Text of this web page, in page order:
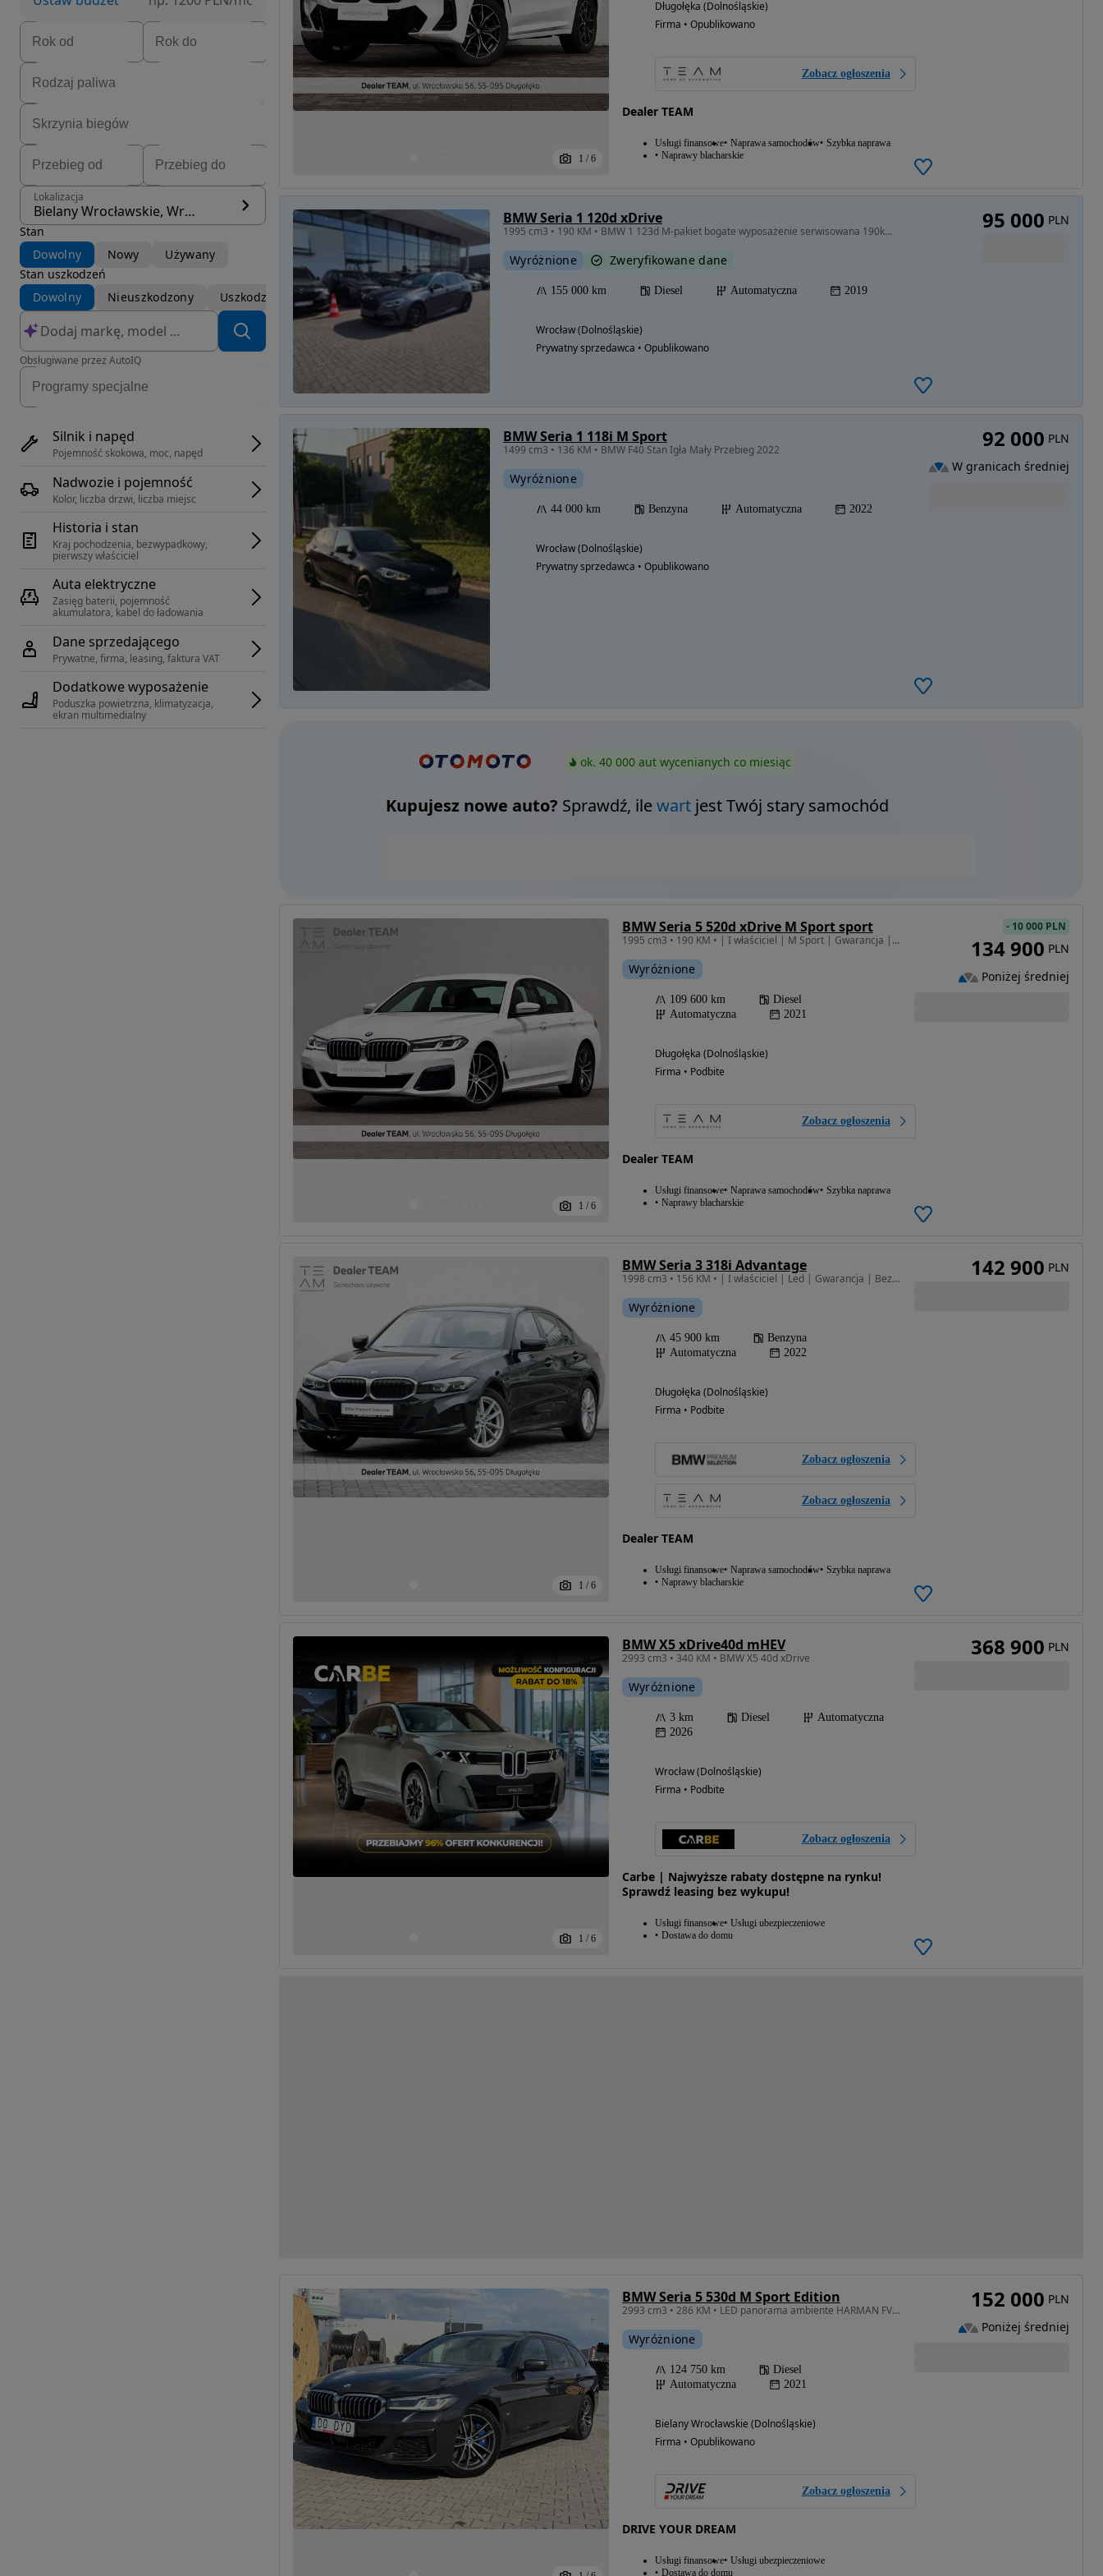
Lokalizacja
Bielany Wrocławskie, Wrocław
Stan
Dowolny
Nowy
Używany
Stan uszkodzeń
Dowolny
Nieuszkodzony Uszkodzony
Obsługiwane przez AutoIQ
Silnik i napęd
Pojemność skokowa, moc, napęd
Nadwozie i pojemność
Kolor, liczba drzwi, liczba miejsc
Historia i stan
Kraj pochodzenia, bezwypadkowy,
pierwszy właściciel
Auta elektryczne
Zasięg baterii, pojemność
akumulatora, kabel do ładowania
Dane sprzedającego
Prywatne, firma, leasing, faktura VAT
Dodatkowe wyposażenie
Poduszka powietrzna, klimatyzacja,
ekran multimedialny
1 / 6
Długołęka (Dolnośląskie)
Firma • Opublikowano
Zobacz ogłoszenia
Dealer TEAM
Usługi finansowe Naprawa samochodów Szybka naprawa
Naprawy blacharskie
BMW Seria 1 120d xDrive
1995 cm3 • 190 KM • BMW 1 123d M-pakiet bogate wyposażenie serwisowana 190km xdrive
Wyróżnione Zweryfikowane dane
155 000 km Diesel Automatyczna 2019
Wrocław (Dolnośląskie)
Prywatny sprzedawca • Opublikowano
95 000 PLN
BMW Seria 1 118i M Sport
1499 cm3 • 136 KM • BMW F40 Stan Igła Mały Przebieg 2022
Wyróżnione
44 000 km Benzyna Automatyczna 2022
Wrocław (Dolnośląskie)
Prywatny sprzedawca • Opublikowano
92 000 PLN
W granicach średniej
ok. 40 000 aut wycenianych co miesiąc
Kupujesz nowe auto? Sprawdź, ilewartjest Twój stary samochód
1 / 6
BMW Seria 5 520d xDrive M Sport sport
1995 cm3 • 190 KM • | I właściciel | M Sport | Gwarancja | Bezwypadkowy | FVAT23% |
Wyróżnione
109 600 km
Diesel
Automatyczna
2021
Długołęka (Dolnośląskie)
Firma • Podbite
Zobacz ogłoszenia
Dealer TEAM
Usługi finansowe Naprawa samochodów Szybka naprawa
Naprawy blacharskie
- 10 000 PLN
134 900 PLN
Poniżej średniej
1 / 6
BMW Seria 3 318i Advantage
1998 cm3 • 156 KM • | I właściciel | Led | Gwarancja | Bezwypadkowy | FVAT23% |
Wyróżnione
45 900 km
Benzyna
Automatyczna
2022
Długołęka (Dolnośląskie)
Firma • Podbite
Zobacz ogłoszenia
Zobacz ogłoszenia
Dealer TEAM
Usługi finansowe Naprawa samochodów Szybka naprawa
Naprawy blacharskie
142 900 PLN
1 / 6
BMW X5 xDrive40d mHEV
2993 cm3 • 340 KM • BMW X5 40d xDrive
Wyróżnione
3 km Diesel
Automatyczna
2026
Wrocław (Dolnośląskie)
Firma • Podbite
Zobacz ogłoszenia
Carbe | Najwyższe rabaty dostępne na rynku!
Sprawdź leasing bez wykupu!
Usługi finansowe Usługi ubezpieczeniowe
Dostawa do domu
368 900 PLN
BMW Seria 5 530d M Sport Edition
2993 cm3 • 286 KM • LED panorama ambiente HARMAN FV23%
Wyróżnione
124 750 km
Diesel
Automatyczna
2021
Bielany Wrocławskie (Dolnośląskie)
Firma • Opublikowano
Zobacz ogłoszenia
DRIVE YOUR DREAM
Usługi finansowe Usługi ubezpieczeniowe
Dostawa do domu
152 000 PLN
Poniżej średniej